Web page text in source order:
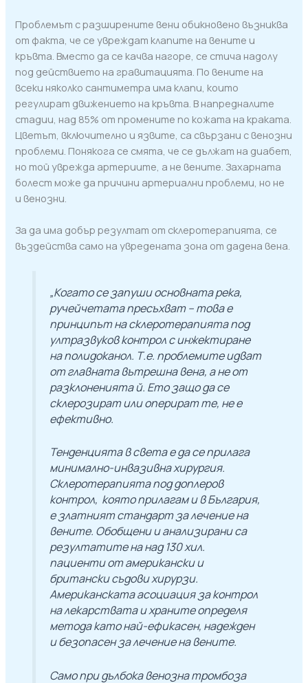
Проблемът с разширените вени обикновено възниква
от факта, че се увреждат клапите на вените и
кръвта. Вместо да се качва нагоре, се стича надолу
под действието на гравитацията. По вените на
всеки няколко сантиметра има клапи, които
регулират движението на кръвта. В напредналите
стадии, над 85% от промените по кожата на краката.
Цветът, включително и язвите, са свързани с венозни
проблеми. Понякога се смята, че се дължат на диабет,
но той уврежда артериите, а не вените. Захарната
болест може да причини артериални проблеми, но не
и венозни.
За да има добър резултат от склеротерапията, се
въздейства само на увредената зона от дадена вена.
„Когато се запуши основната река,
ручейчетата пресъхват – това е
принципът на склеротерапията под
ултразвуков контрол с инжектиране
на полидоканол. Т.е. проблемите идват
от главната вътрешна вена, а не от
разклоненията й. Ето защо да се
склерозират или оперират те, не е
ефективно.
Тенденциятав света е да се прилага
минимално-инвазивна хирургия.
Склеротерапията под доплеров
контрол, която прилагам и в България,
е златният стандарт за лечение на
вените. Обобщени и анализирани са
резултатите на над 130 хил.
пациенти от американски и
британски съдови хирурзи.
Американската асоциация за контрол
на лекарствата и храните определя
метода като най-ефикасен, надежден
и безопасен за лечение на вените.
Само при дълбока венозна тромбоза